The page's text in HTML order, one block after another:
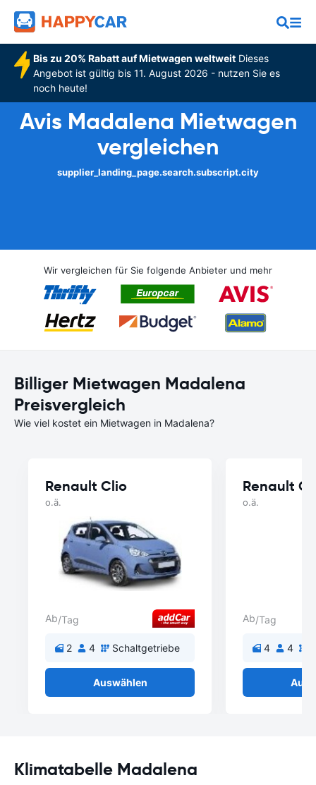
Bis zu 20% Rabatt auf Mietwagen weltweitDieses
Angebot ist gültig bis 11. August 2026 - nutzen Sie es
noch heute!
Avis Madalena Mietwagen
vergleichen
supplier_landing_page.search.subscript.city
Wir vergleichen für Sie folgende Anbieter und mehr
Billiger Mietwagen Madalena
Preisvergleich
Wie viel kostet ein Mietwagen in Madalena?
Renault Clio
o.ä.
Ab/Tag
2 4 Schaltgetriebe
Auswählen
Renault
o.ä.
Ab/Tag
4 4
Klimatabelle Madalena